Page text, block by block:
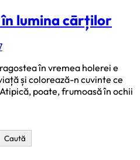
lumina cārților
în vremea holerei e
și colorează-n cuvinte ce
poate, frumoasă în ochii
Caută